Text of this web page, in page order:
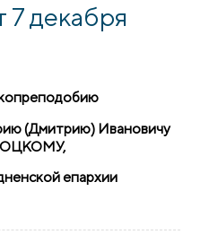
декабря
(Дмитрию) Ивановичу
епархии